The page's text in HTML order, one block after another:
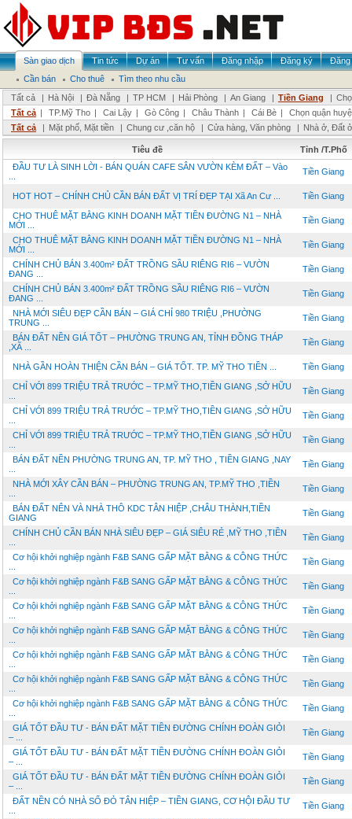
Sàn giao dịch Tin tức Dự án Tư vấn Đăng nhập Đăng ký
Đăng
Cần bán
Cho thuê
Tìm theo nhu cầu
Tất cả
| Hà Nội | Đà Nẵng | TP HCM | Hải Phòng | An Giang | Tiền Giang |
Tất cả | TP.Mỹ Tho | Cai Lậy | Gò Công | Châu Thành | Cái Bè |
Chọn quận
Tất cả
| Mặt phố, Mặt tiền | Chung cư ,căn hộ | Cửa hàng, Văn phòng | Nhà ở, Đất ở
Tiêu đề
Tỉnh /T.Phố
ĐẦU TƯ LÀ SINH LỜI - BÁN QUÁN CAFE SÂN VƯỜN KÈM ĐẤT – Vào
Tiền Giang
HOT HOT – CHÍNH CHỦ CẦN BÁN ĐẤT VỊ TRÍ ĐẸP TẠI Xã An Cư ... Tiền Giang
CHO THUÊ MẶT BẰNG KINH DOANH MẶT TIỀN ĐƯỜNG N1 – NHÀ
MỚI ...
Tiền Giang
CHO THUÊ MẶT BẰNG KINH DOANH MẶT TIỀN ĐƯỜNG N1 – NHÀ
MỚI ...
Tiền Giang
CHÍNH CHỦ BÁN 3.400m² ĐẤT TRỒNG SẦU RIÊNG RI6 – VƯỜN
ĐANG ...
Tiền Giang
CHÍNH CHỦ BÁN 3.400m² ĐẤT TRỒNG SẦU RIÊNG RI6 – VƯỜN
ĐANG ...
Tiền Giang
NHÀ MỚI SIÊU ĐẸP CẦN BÁN – GIÁ CHỈ 980 TRIỆU ,PHƯỜNG
TRUNG ...
Tiền Giang
BÁN ĐẤT NỀN GIÁ TỐT – PHƯỜNG TRUNG AN, TỈNH ĐỒNG THÁP
,XÃ ...
Tiền Giang
NHÀ GẦN HOÀN THIỆN CẦN BÁN – GIÁ TỐT. TP. MỸ THO TIỀN ... Tiền Giang
CHỈ VỚI 899 TRIỆU TRẢ TRƯỚC – TP.MỸ THO,TIỀN GIANG ,SỞ HỮU
Tiền Giang
CHỈ VỚI 899 TRIỆU TRẢ TRƯỚC – TP.MỸ THO,TIỀN GIANG ,SỞ HỮU
Tiền Giang
CHỈ VỚI 899 TRIỆU TRẢ TRƯỚC – TP.MỸ THO,TIỀN GIANG ,SỞ HỮU
Tiền Giang
BÁN ĐẤT NỀN PHƯỜNG TRUNG AN, TP. MỸ THO , TIỀN GIANG ,NAY
Tiền Giang
NHÀ MỚI XÂY CẦN BÁN – PHƯỜNG TRUNG AN, TP.MỸ THO ,TIỀN
Tiền Giang
BÁN ĐẤT NÊN VÀ NHÀ THÔ KDC TÂN HIỆP ,CHÂU THÀNH,TIỀN
GIANG
Tiền Giang
CHÍNH CHỦ CẦN BÁN NHÀ SIÊU ĐẸP – GIÁ SIÊU RẺ ,MỸ THO ,TIỀN
Tiền Giang
Cơ hội khởi nghiệp ngành F&B SANG GẤP MẶT BẰNG & CÔNG THỨC
Tiền Giang
Cơ hội khởi nghiệp ngành F&B SANG GẤP MẶT BẰNG & CÔNG THỨC
Tiền Giang
Cơ hội khởi nghiệp ngành F&B SANG GẤP MẶT BẰNG & CÔNG THỨC
Tiền Giang
Cơ hội khởi nghiệp ngành F&B SANG GẤP MẶT BẰNG & CÔNG THỨC
Tiền Giang
Cơ hội khởi nghiệp ngành F&B SANG GẤP MẶT BẰNG & CÔNG THỨC
Tiền Giang
Cơ hội khởi nghiệp ngành F&B SANG GẤP MẶT BẰNG & CÔNG THỨC
Tiền Giang
Cơ hội khởi nghiệp ngành F&B SANG GẤP MẶT BẰNG & CÔNG THỨC
Tiền Giang
GIÁ TỐT ĐẦU TƯ - BÁN ĐẤT MẶT TIỀN ĐƯỜNG CHÍNH ĐOÀN GIỎI
– ...
Tiền Giang
GIÁ TỐT ĐẦU TƯ - BÁN ĐẤT MẶT TIỀN ĐƯỜNG CHÍNH ĐOÀN GIỎI
– ...
Tiền Giang
GIÁ TỐT ĐẦU TƯ - BÁN ĐẤT MẶT TIỀN ĐƯỜNG CHÍNH ĐOÀN GIỎI
– ...
Tiền Giang
ĐẤT NỀN CÓ NHÀ SỔ ĐỎ TÂN HIỆP – TIỀN GIANG, CƠ HỘI ĐẦU TƯ
Tiền Giang